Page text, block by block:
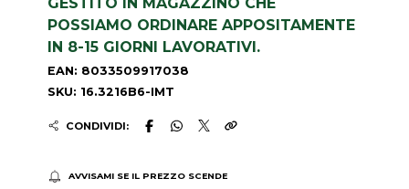
POSSIAMO ORDINARE APPOSITAMENTE
IN 8-15 GIORNI LAVORATIVI.
EAN: 8033509917038
SKU: 16.3216B6-IMT
CONDIVIDI:
AVVISAMI SE IL PREZZO SCENDE